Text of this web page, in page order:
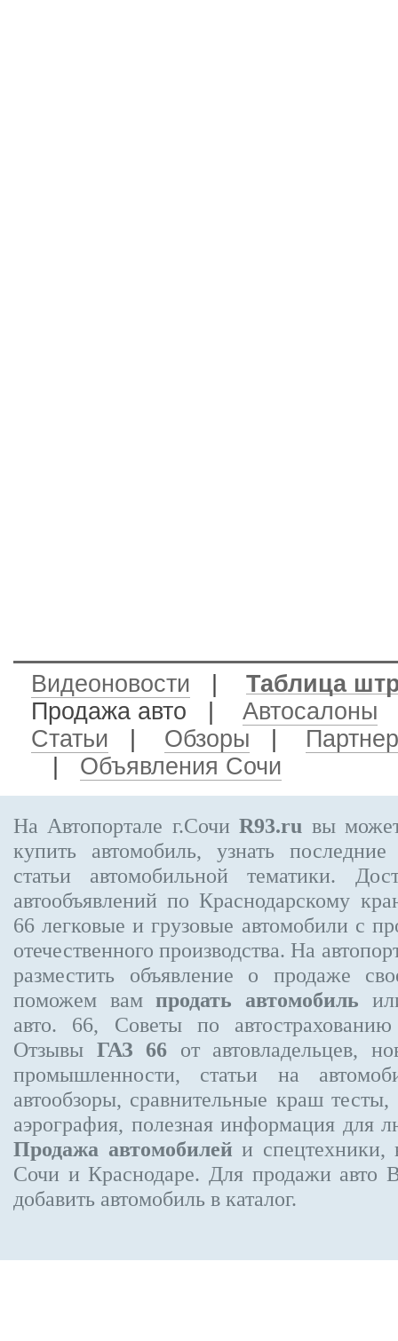
Видеоновости
Таблица
Продажа авто
Автосалоны
Статьи
Обзоры
Объявления Сочи
На Автопортале г.СочиR93.ru вы
купить автомобиль, узнать
статьи автомобильной тематики.
автообъявлений по Краснодарскому
66 легковые и грузовые автомобили с
отечественного производства. На
разместить объявление о продаже
поможем вампродать автомобиль
авто. 66, Советы по
Отзывы ГАЗ 66 от автовладельцев,
промышленности, статьи на
автообзоры, сравнительные краш
аэрография, полезная информация для
Продажа автомобилей и спецтехники,
Сочи и Краснодаре. Для продажи авто
добавить автомобиль в каталог.